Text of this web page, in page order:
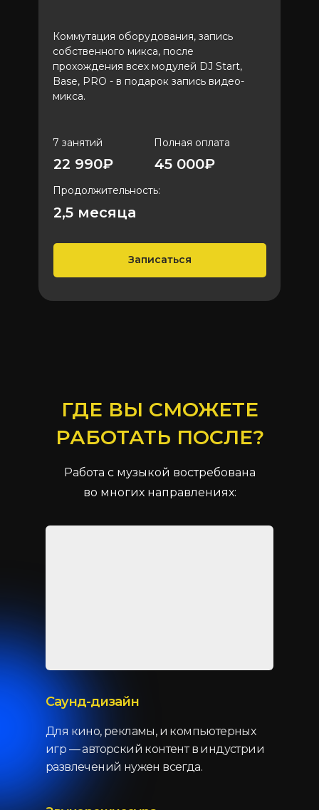
Коммутация оборудования, запись
собственного микса, после
прохождения всех модулей DJ Start,
Base, PRO - в подарок запись видео-
микса.
7 занятий
22 990₽
Полная оплата
45 000₽
Записаться
Продолжительность:
2,5 меcяца
ГДЕ ВЫ СМОЖЕТЕ
РАБОТАТЬ ПОСЛЕ?
Работа с музыкой востребована
во многих направлениях:
Саунд-дизайн
Для кино, рекламы, и компьютерных
игр — авторский контент в индустрии
развлечений нужен всегда.